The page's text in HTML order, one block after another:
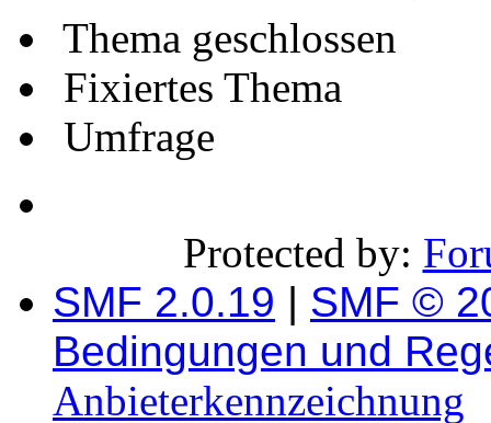
Thema geschlossen
Fixiertes Thema
Umfrage
Protected by:
SMF 2.0.19 | SMF ©
Bedingungen und
Anbieterkennzeichnung